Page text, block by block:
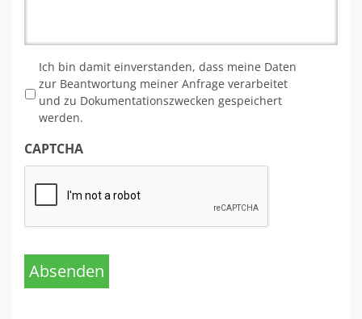
Ich bin damit einverstanden, dass meine Daten
zur Beantwortung meiner Anfrage verarbeitet
und zu Dokumentationszwecken gespeichert
werden.
CAPTCHA
Absenden